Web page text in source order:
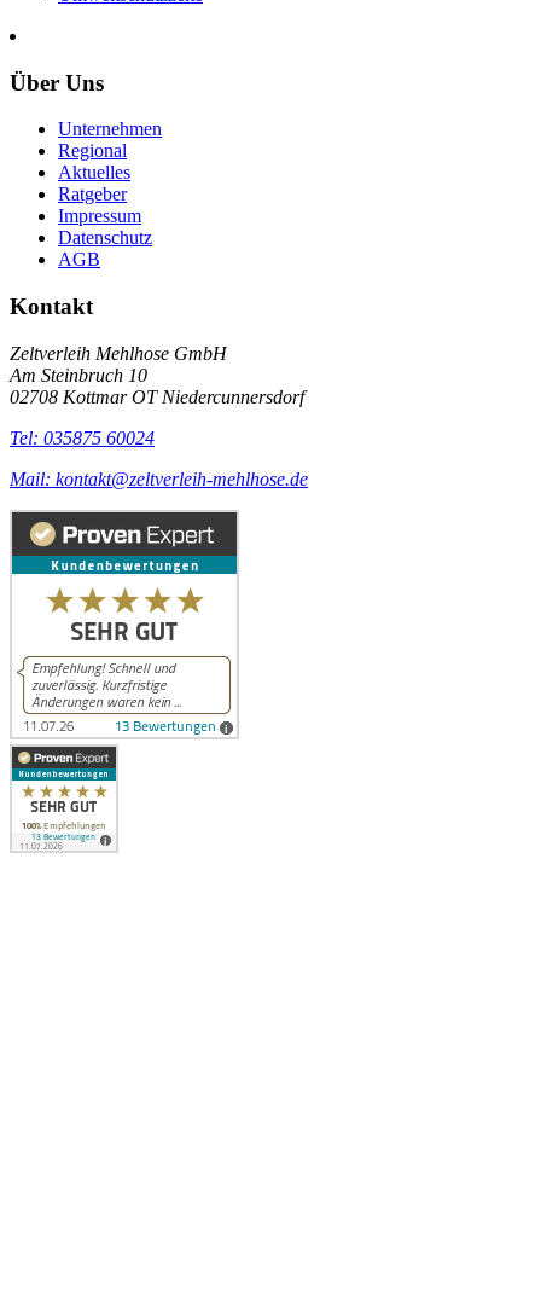
Über Uns
Unternehmen
Regional
Aktuelles
Ratgeber
Impressum
Datenschutz
AGB
Kontakt
Zeltverleih Mehlhose GmbH
Am Steinbruch 10
02708 Kottmar OT Niedercunnersdorf
Tel: 035875 60024
Mail: kontakt@zeltverleih-mehlhose.de